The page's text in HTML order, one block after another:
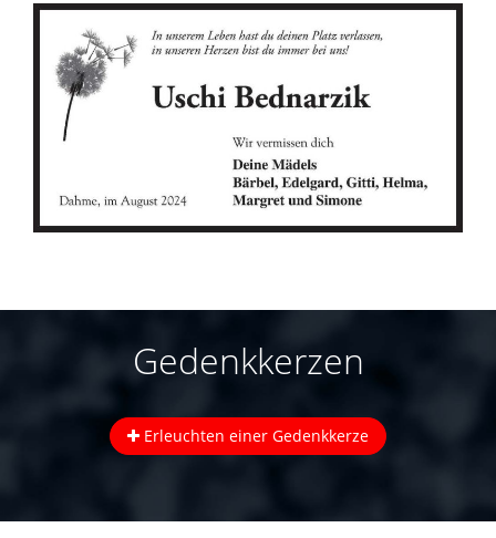
Gedenkkerzen
Erleuchten einer Gedenkkerze